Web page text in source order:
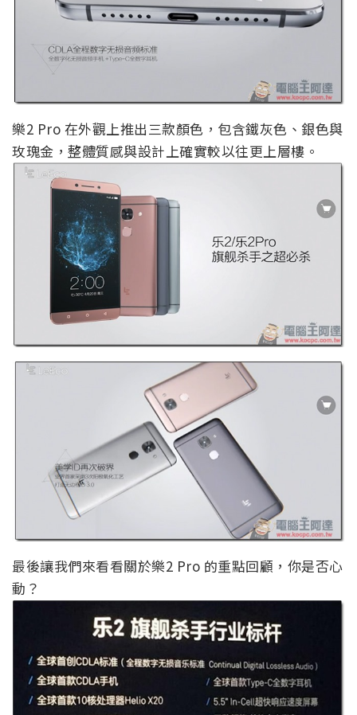
樂2 Pro 在外觀上推出三款顏色，包含鐵灰色、銀色與
玫瑰金，整體質感與設計上確實較以往更上層樓。
最後讓我們來看看關於樂2 Pro 的重點回顧，你是否心
動？